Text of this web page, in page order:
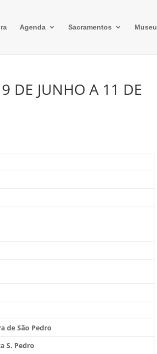
Agenda Sacramentos Museu
DE JUNHO A 11 DE
de São Pedro
S. Pedro